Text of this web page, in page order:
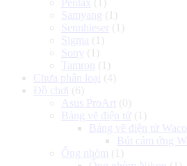
Pentax (1)
Samyang (1)
Sennhieser
(1)
Sigma (1)
Sony (1)
Tamron
(1)
Chưa phân loại (4)
Đồ chơi (6)
Asus ProArt (0)
Bảng vẽ điện tử (1)
Bảng vẽ điện tử
Bút cảm ứng
Ống nhòm (1)